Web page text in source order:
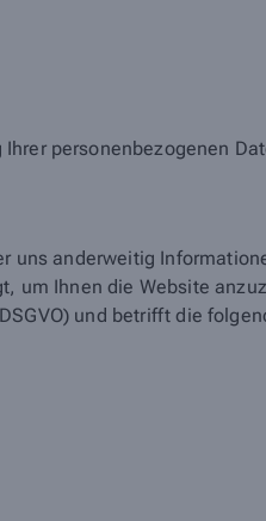
personenbezogenen
uns anderweitig
um Ihnen die Website
und betrifft die